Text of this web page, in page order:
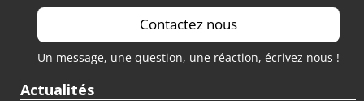
Contactez nous
Un message, une question, une réaction, écrivez nous !
Actualités